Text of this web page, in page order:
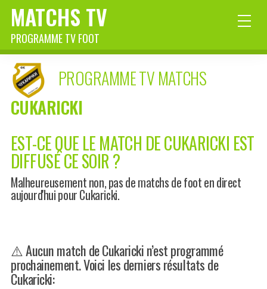
MATCHS TV
PROGRAMME TV FOOT
PROGRAMME TV MATCHS
CUKARICKI
EST-CE QUE LE MATCH DE CUKARICKI EST
DIFFUSÉ CE SOIR ?
Malheureusement non, pas de matchs de foot en direct
aujourd'hui pour Cukaricki.
⚠️ Aucun match de Cukaricki n’est programmé
prochainement. Voici les derniers résultats de
Cukaricki: